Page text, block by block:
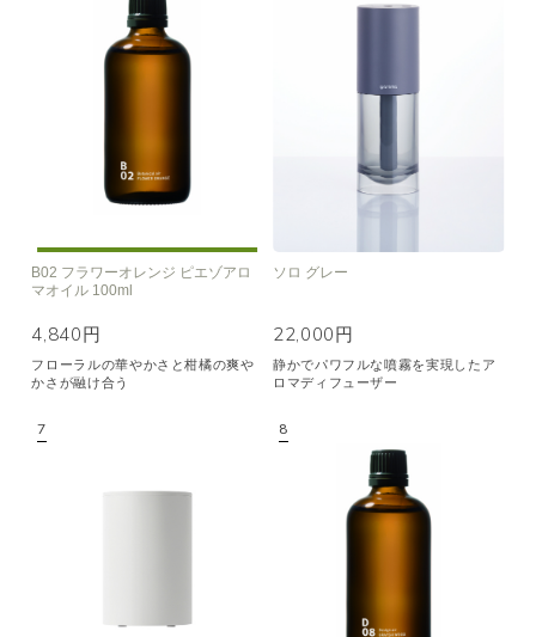
B02 フラワーオレンジ ピエゾアロ
マオイル 100ml
4,840円
フローラルの華やかさと柑橘の爽や
かさが融け合う
ソロ グレー
22,000円
静かでパワフルな噴霧を実現したア
ロマディフューザー